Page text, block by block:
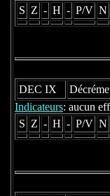
S Z - H - P/V N
DEC IX
Indicateurs: aucun
S Z - H - P/V N